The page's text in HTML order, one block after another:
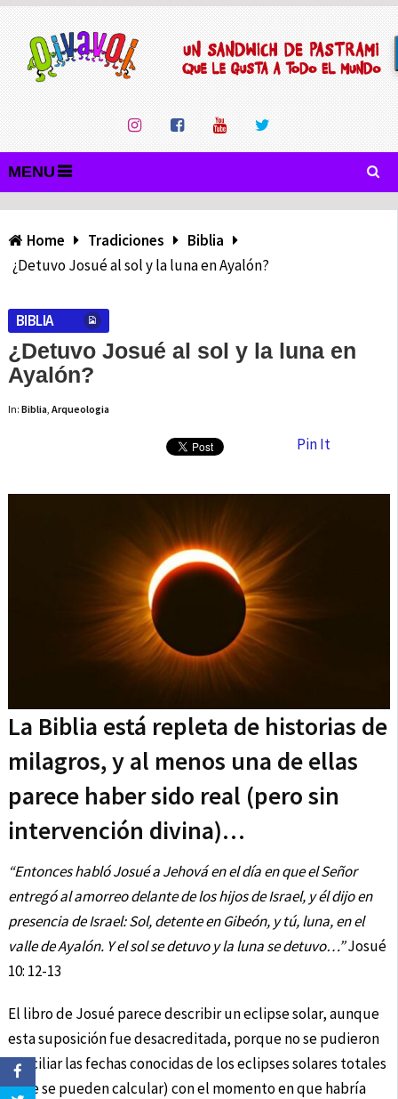
MENU
Home Tradiciones
Biblia
¿Detuvo Josué al sol y la luna en Ayalón?
BIBLIA
¿Detuvo Josué al sol y la luna en
Ayalón?
In: Biblia, Arqueologia
Pin It
La Biblia está repleta de historias de
milagros, y al menos una de ellas
parece haber sido real (pero sin
intervención divina)…
“Entonces habló Josué a Jehová en el día en que el Señor
entregó al amorreo delante de los hijos de Israel, y él dijo en
presencia de Israel: Sol, detente en Gibeón, y tú, luna, en el
valle de Ayalón. Y el sol se detuvo y la luna se detuvo…”Josué
10: 12-13
El libro de Josué parece describir un eclipse solar, aunque
esta suposición fue desacreditada, porque no se pudieron
conciliar las fechas conocidas de los eclipses solares totales
(que se pueden calcular) con el momento en que habría